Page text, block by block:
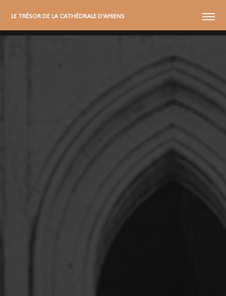
LE TRÉSOR DE LA CATHÉDRALE D'AMIENS MENU